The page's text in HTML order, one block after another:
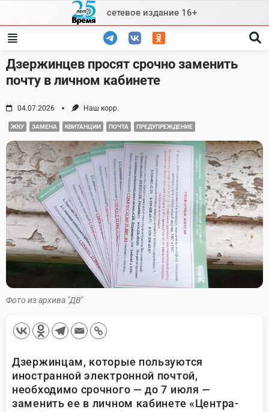
content
сетевое издание 16+
Дзержинцев просят срочно заменить
почту в личном кабинете
04.07.2026 Наш корр.
ЖКУ ЗАМЕНА КВИТАНЦИИ ПОЧТА ПРЕДУПРЕЖДЕНИЕ
Фото из архива "ДВ"
Дзержинцам, которые пользуются
иностранной электронной почтой,
необходимо срочного — до 7 июля —
заменить ее в личном кабинете «Центра-